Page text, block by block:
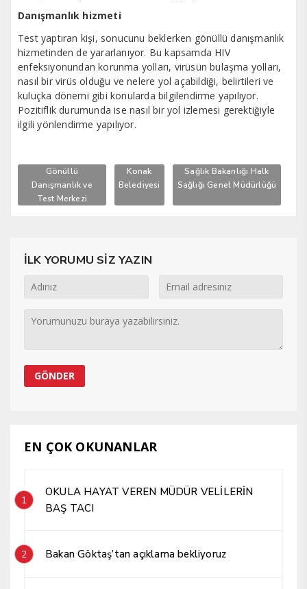
Danışmanlık hizmeti
Test yaptıran kişi, sonucunu beklerken gönüllü danışmanlık
hizmetinden de yararlanıyor. Bu kapsamda HIV
enfeksiyonundan korunma yolları, virüsün bulaşma yolları,
nasıl bir virüs olduğu ve nelere yol açabildiği, belirtileri ve
kuluçka dönemi gibi konularda bilgilendirme yapılıyor.
Pozitiflik durumunda ise nasıl bir yol izlemesi gerektiğiyle
ilgili yönlendirme yapılıyor.
Gönüllü
Danışmanlık ve
Test Merkezi
Konak
Belediyesi
Sağlık Bakanlığı Halk
Sağlığı Genel Müdürlüğü
İLK YORUMU SİZ YAZIN
EN ÇOK OKUNANLAR
1
OKULA HAYAT VEREN MÜDÜR VELİLERİN
BAŞ TACI
2 Bakan Göktaş’tan açıklama bekliyoruz